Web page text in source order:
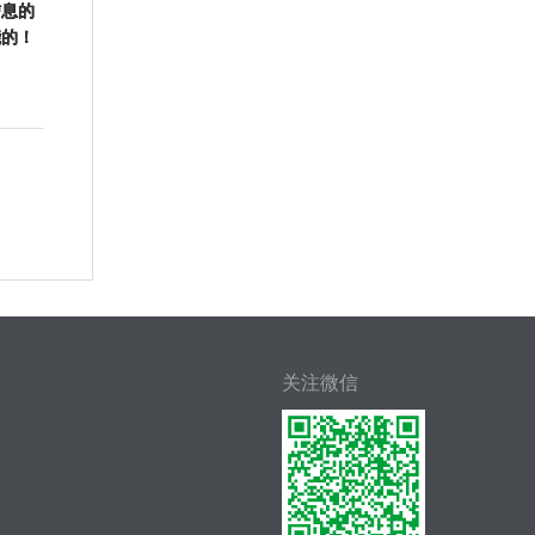
的
！
关注微信